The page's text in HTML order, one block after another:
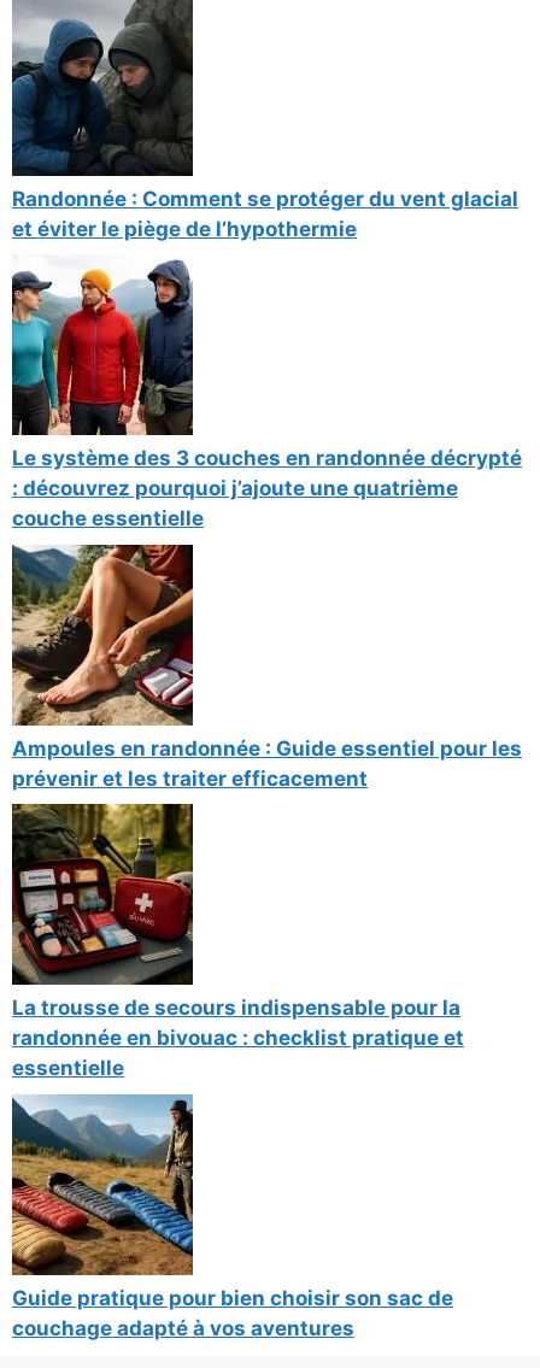
Randonnée : Comment se protéger du vent glacial
et éviter le piège de l’hypothermie
Le système des 3 couches en randonnée décrypté
: découvrez pourquoi j’ajoute une quatrième
couche essentielle
Ampoules en randonnée : Guide essentiel pour les
prévenir et les traiter efficacement
La trousse de secours indispensable pour la
randonnée en bivouac : checklist pratique et
essentielle
Guide pratique pour bien choisir son sac de
couchage adapté à vos aventures